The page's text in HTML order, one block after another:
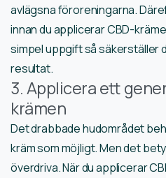
avlägsna föroreningarna.
innan du applicerar CBD-
simpel uppgift så säkerställer
resultat.
3. Applicera ett
krämen
Det drabbade hudområdet
kräm som möjligt. Men det
överdriva. När du applicerar